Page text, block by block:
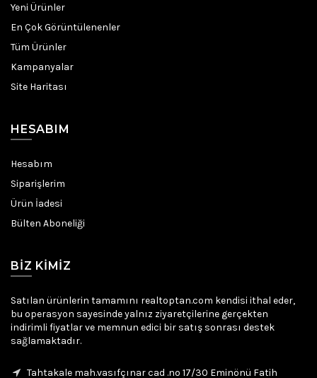
Yeni Ürünler
En Çok Görüntülenenler
Tüm Ürünler
Kampanyalar
Site Haritası
HESABIM
Hesabım
Siparişlerim
Ürün İadesi
Bülten Aboneliği
BIZ KIMIZ
Satılan ürünlerin tamamını realtoptan.com kendisi ithal eder,
bu operasyon sayesinde yalnız ziyaretçilerine gerçekten
indirimli fiyatlar ve memnun edici bir satış sonrası destek
sağlamaktadır.
Tahtakale mah.vasıfçınar cad .no 17/30 Eminönü Fatih